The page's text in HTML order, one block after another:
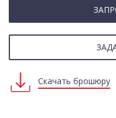
Скачать брошюру